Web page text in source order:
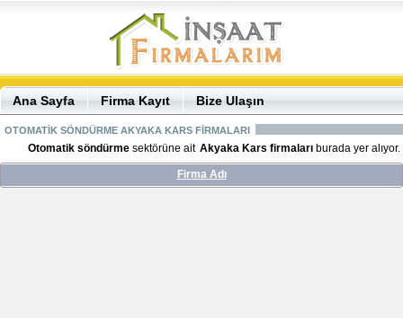
Ana Sayfa Firma Kayıt Bize Ulaşın
OTOMATİK SÖNDÜRME AKYAKA KARS FİRMALARI
Otomatik söndürme sektörüne ait Akyaka Kars firmaları burada yer alıyor.
Firma Adı